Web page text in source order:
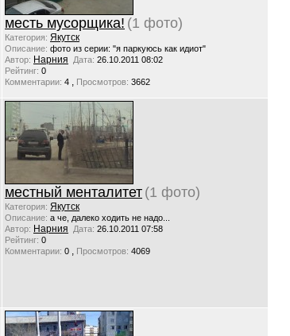
месть мусорщика! (1 фото)
Категория: Якутск
Описание: фото из серии: "я паркуюсь как идиот"
Автор: Нарния Дата: 26.10.2011 08:02
Рейтинг: 0
Комментарии: 4 , Просмотров: 3662
местный менталитет (1 фото)
Категория: Якутск
Описание: а че, далеко ходить не надо...
Автор: Нарния Дата: 26.10.2011 07:58
Рейтинг: 0
Комментарии: 0 , Просмотров: 4069